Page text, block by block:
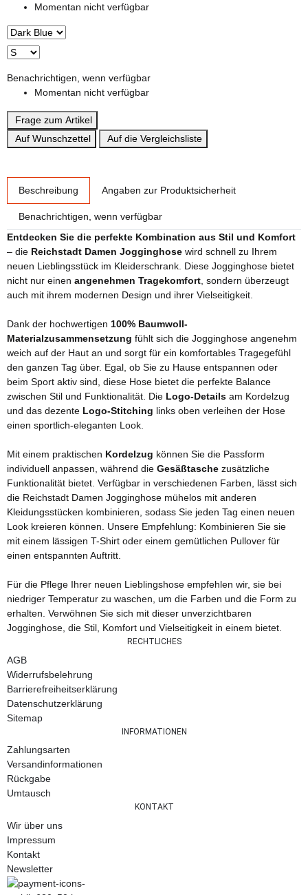
Momentan nicht verfügbar
Benachrichtigen, wenn verfügbar
Momentan nicht verfügbar
Frage zum Artikel
Auf Wunschzettel
Auf die Vergleichsliste
Beschreibung Angaben zur Produktsicherheit
Benachrichtigen, wenn verfügbar
Entdecken Sie die perfekte Kombination aus Stil und Komfort
– die Reichstadt Damen Jogginghose wird schnell zu Ihrem
neuen Lieblingsstück im Kleiderschrank. Diese Jogginghose bietet
nicht nur einen angenehmen Tragekomfort , sondern überzeugt
auch mit ihrem modernen Design und ihrer Vielseitigkeit.
Dank der hochwertigen 100% Baumwoll-
Materialzusammensetzung fühlt sich die Jogginghose angenehm
weich auf der Haut an und sorgt für ein komfortables Tragegefühl
den ganzen Tag über. Egal, ob Sie zu Hause entspannen oder
beim Sport aktiv sind, diese Hose bietet die perfekte Balance
zwischen Stil und Funktionalität. Die Logo-Details am Kordelzug
und das dezente Logo-Stitching links oben verleihen der Hose
einen sportlich-eleganten Look.
Mit einem praktischen Kordelzug können Sie die Passform
individuell anpassen, während die Gesäßtasche zusätzliche
Funktionalität bietet. Verfügbar in verschiedenen Farben, lässt sich
die Reichstadt Damen Jogginghose mühelos mit anderen
Kleidungsstücken kombinieren, sodass Sie jeden Tag einen neuen
Look kreieren können. Unsere Empfehlung: Kombinieren Sie sie
mit einem lässigen T-Shirt oder einem gemütlichen Pullover für
einen entspannten Auftritt.
Für die Pflege Ihrer neuen Lieblingshose empfehlen wir, sie bei
niedriger Temperatur zu waschen, um die Farben und die Form zu
erhalten. Verwöhnen Sie sich mit dieser unverzichtbaren
Jogginghose, die Stil, Komfort und Vielseitigkeit in einem bietet.
RECHTLICHES
AGB
Widerrufsbelehrung
Barrierefreiheitserklärung
Datenschutzerklärung
Sitemap
INFORMATIONEN
Zahlungsarten
Versandinformationen
Rückgabe
Umtausch
KONTAKT
Wir über uns
Impressum
Kontakt
Newsletter